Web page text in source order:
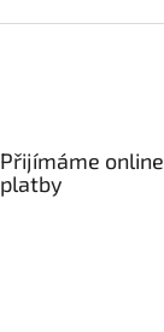
Přijímáme online
platby